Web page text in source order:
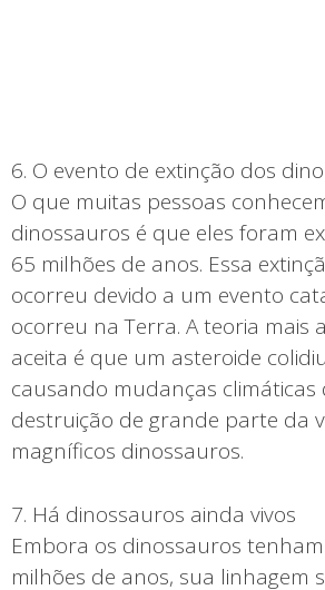
6. O evento de extinção dos
O que muitas pessoas
dinossauros é que eles foram
65 milhões de anos. Essa
ocorreu devido a um evento
ocorreu na Terra. A teoria mais
aceita é que um asteroide
causando mudanças climáticas
destruição de grande parte da
magníficos dinossauros.
7. Há dinossauros ainda vivos
Embora os dinossauros
milhões de anos, sua linhagem